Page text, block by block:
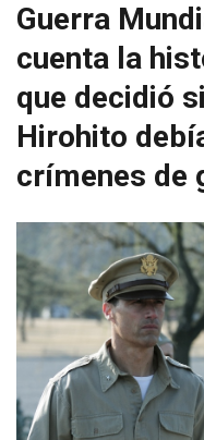
Guerra
cuenta la
que decidió
Hirohito
crímenes de